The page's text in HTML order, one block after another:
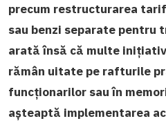
precum restructurarea
sau benzi separate pentru
arată însă că multe
rămân uitate pe rafturile
funcționarilor sau în
așteaptă implementarea